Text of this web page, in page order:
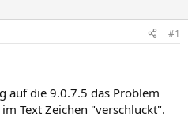
#1
auf die 9.0.7.5 das Problem
Text Zeichen "verschluckt".